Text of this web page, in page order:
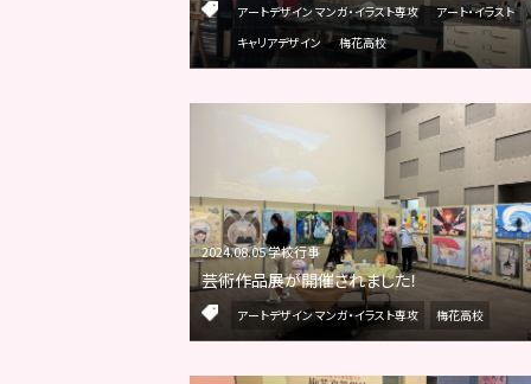
アートデザイン マンガ・イラスト専攻
アート・イラスト
キャリアデザイン
梅花高校
2024.08.05 学校行事
芸術作品展が開催されました！
アートデザイン マンガ・イラスト専攻 梅花高校